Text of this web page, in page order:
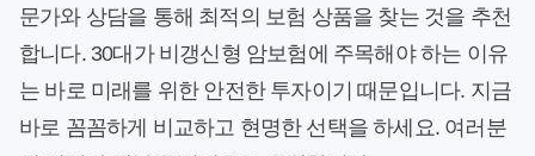
문가와 상담을 통해 최적의 보험 상품을 찾는 것을 추천
합니다. 30대가 비갱신형 암보험에 주목해야 하는 이유
는 바로 미래를 위한 안전한 투자이기 때문입니다. 지금
바로 꼼꼼하게 비교하고 현명한 선택을 하세요. 여러분